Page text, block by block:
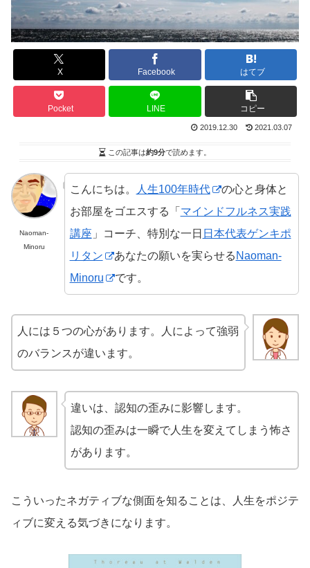
X Facebook はてブ
Pocket LINE コピー
2019.12.30 2021.03.07
この記事は約9分で読めます。
Naoman-
Minoru
こんにちは。 人生100年時代
の心と身体と
お部屋をゴエスする「 マインドフルネス実践
講座 」コーチ、特別な一日 日本代表ゲンキポ
リタン
あなたの願いを実らせる Naoman-
Minoru
です。
人には５つの心があります。人によって強弱
のバランスが違います。
違いは、認知の歪みに影響します。
認知の歪みは一瞬で人生を変えてしまう怖さ
があります。
こういったネガティブな側面を知ることは、人生をポジテ
ィブに変える気づきになります。